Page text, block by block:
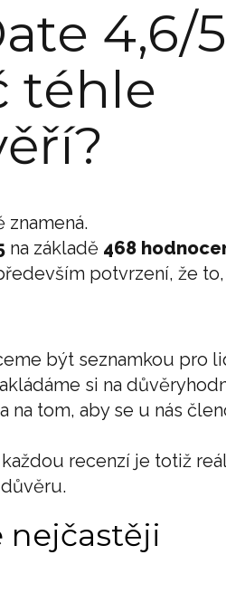
4,6/5
téhle
na základě 468
potvrzení, že
být seznamkou pro
si na
tom, aby se u nás
recenzí je totiž
nejčastěji